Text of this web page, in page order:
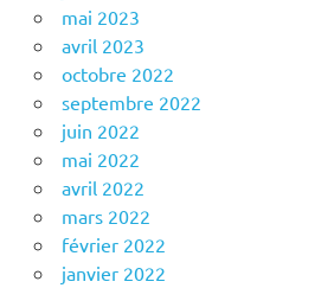
mai 2023
avril 2023
octobre 2022
septembre 2022
juin 2022
mai 2022
avril 2022
mars 2022
février 2022
janvier 2022